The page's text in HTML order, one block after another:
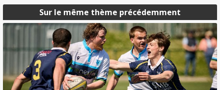
Sur le même thème précédemment